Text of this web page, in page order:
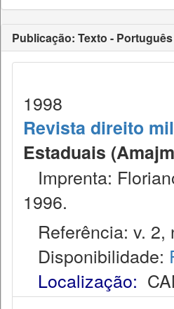
Publicação: Texto - Português
1998
Revista direito
Estaduais
Imprenta:
1996.
Referência: v. 2,
Disponibilidade:
Localização: